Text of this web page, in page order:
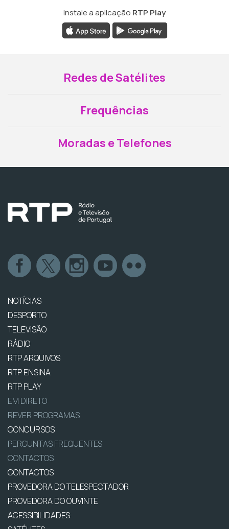
Instale a aplicação RTP Play
Redes de Satélites
Frequências
Moradas e Telefones
NOTÍCIAS
DESPORTO
TELEVISÃO
RÁDIO
RTP ARQUIVOS
RTP ENSINA
RTP PLAY
EM DIRETO
REVER PROGRAMAS
CONCURSOS
PERGUNTAS FREQUENTES
CONTACTOS
CONTACTOS
PROVEDORA DO TELESPECTADOR
PROVEDORA DO OUVINTE
ACESSIBILIDADES